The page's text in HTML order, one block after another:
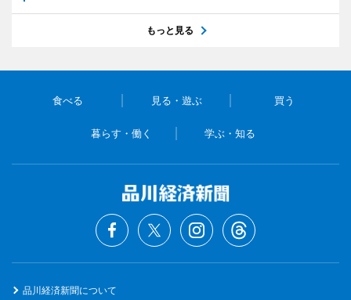
もっと見る
食べる 見る・遊ぶ 買う
暮らす・働く 学ぶ・知る
品川経済新聞について